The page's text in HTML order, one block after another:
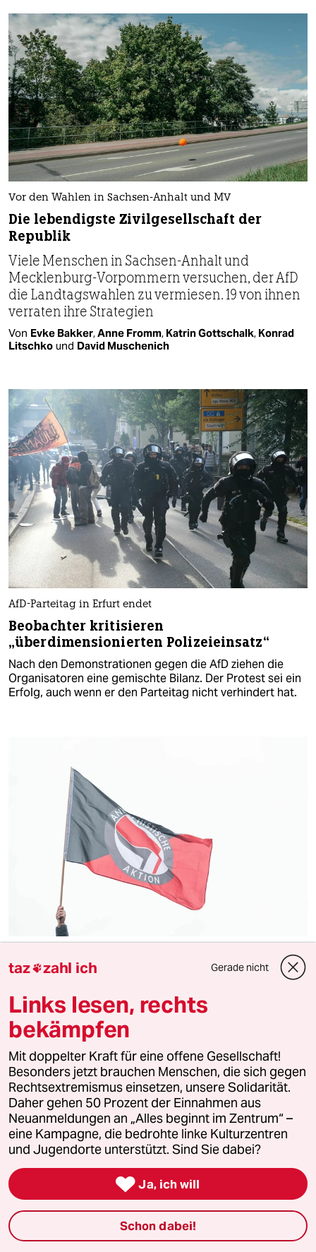
Vor den Wahlen in Sachsen-Anhalt und MV
Die lebendigste Zivilgesellschaft der
Republik
Viele Menschen in Sachsen-Anhalt und
Mecklenburg-Vorpommern versuchen, der AfD
die Landtagswahlen zu vermiesen. 19 von ihnen
verraten ihre Strategien
Von Evke Bakker,Anne Fromm, Katrin Gottschalk, Konrad
Litschko und David Muschenich
AfD-Parteitag in Erfurt endet
Beobachter kritisieren
„überdimensionierten Polizeieinsatz“
Nach den Demonstrationen gegen die AfD ziehen die
Organisatoren eine gemischte Bilanz. Der Protest sei ein
Erfolg, auch wenn er den Parteitag nicht verhindert hat.
Eine bessere Antifa
Antifaschistische Strukturen in Deutschland haben einige
Leerstellen. Drei Versuche es besser zu machen in
Freiburg, Leipzig und Berlin.
Lilly Schröder
taz zahl ich Gerade nicht
Links lesen, rechts
bekämpfen
Mit doppelter Kraft für eine offene Gesellschaft!
Besonders jetzt brauchen Menschen, die sich gegen
Rechtsextremismus einsetzen, unsere Solidarität.
Daher gehen 50 Prozent der Einnahmen aus
Neuanmeldungen an „Alles beginnt im Zentrum“ –
eine Kampagne, die bedrohte linke Kulturzentren
und Jugendorte unterstützt. Sind Sie dabei?
 Ja, ich will
Schon dabei!